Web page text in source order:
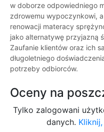
w doborze odpowiedniego
zdrowemu wypoczynkowi,
renowacji materacy
jako alternatywę przyjazną
Zaufanie klientów oraz ich
długoletniego
potrzeby odbiorców.
Oceny na
Tylko zalogowani
danych.